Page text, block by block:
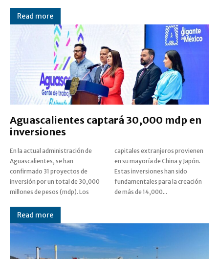
Read more
Aguascalientes captará 30,000 mdp en
inversiones
En la actual administración de
Aguascalientes, se han
confirmado 31 proyectos de
inversión por un total de 30,000
millones de pesos (mdp). Los
capitales extranjeros provienen
en su mayoría de China y Japón.
Estas inversiones han sido
fundamentales para la creación
de más de 14,000...
Read more